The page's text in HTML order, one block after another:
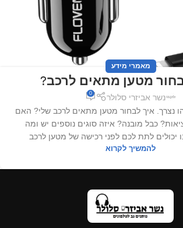
מאמרי מידע
מטען מתאים לרכב?
נשר אביזרי סלולר 0
נצרך. איך לבחור מטען מתאים לרכב שלי? האם
יותר מ2 יציאות? כבל מובנה? איזה סוגים נוספים יש ומה
יכולים לתת לכם לפני רכישה של מטען לרכב
להמשיך לקרוא